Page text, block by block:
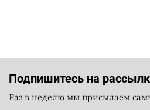
Подпишитесь на
Раз в неделю мы присылаем